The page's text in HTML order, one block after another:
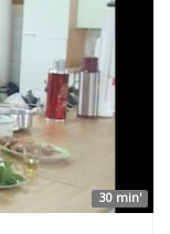
30 min'